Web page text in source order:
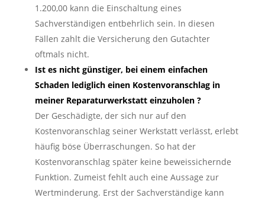
1.200,00 kann die Einschaltung eines
Sachverständigen entbehrlich sein. In diesen
Fällen zahlt die Versicherung den Gutachter
oftmals nicht.
Ist es nicht günstiger, bei einem einfachen
Schaden lediglich einen Kostenvoranschlag in
meiner Reparaturwerkstatt einzuholen ?
Der Geschädigte, der sich nur auf den
Kostenvoranschlag seiner Werkstatt verlässt, erlebt
häufig böse Überraschungen. So hat der
Kostenvoranschlag später keine beweissichernde
Funktion. Zumeist fehlt auch eine Aussage zur
Wertminderung. Erst der Sachverständige kann